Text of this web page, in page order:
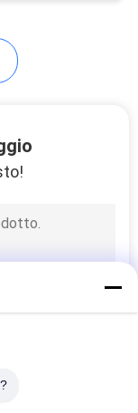
di